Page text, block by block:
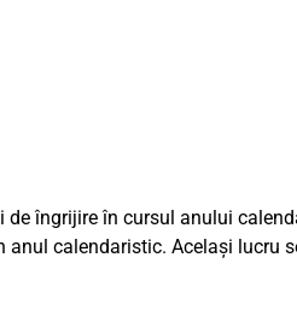
îngrijire în cursul anului
calendaristic. Același lucru